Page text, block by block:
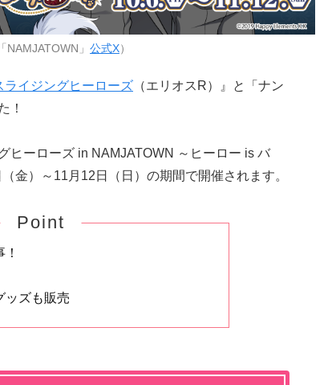
NAMJATOWN」 公式X）
ライジングヒーローズ （エリオスR）』と「ナン
！
ヒーローズ in NAMJATOWN ～ヒーロー is バ
金）～11月12日（日）の期間で開催されます。
Point
ッズも販売